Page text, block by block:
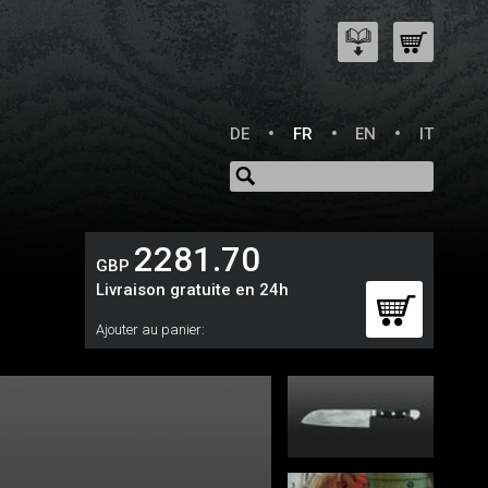
DE FR EN IT
GBP 2281.70
Livraison gratuite en 24h
Ajouter au panier: